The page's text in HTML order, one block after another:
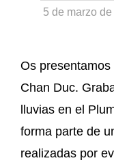
5 de marzo de
Os
Chan Duc.
lluvias en el
forma parte de
realizadas por